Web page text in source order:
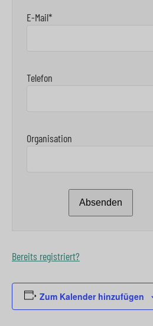
E-Mail*
Telefon
Organisation
Bereits registriert?
Zum Kalender hinzufügen